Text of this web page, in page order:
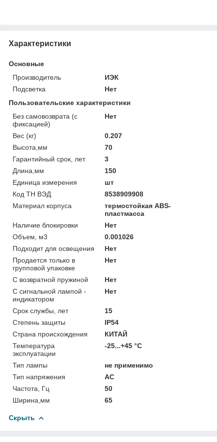
Характеристики
Основные
Производитель
ИЭК
Подсветка
Нет
Пользовательские характеристики
Без самовозврата (с
фиксацией)
Нет
Вес (кг)
0.207
Высота,мм
70
Гарантийный срок, лет
3
Длина,мм
150
Единица измерения
шт
Код ТН ВЭД
8538909908
Материал корпуса
термостойкая ABS-
пластмасса
Наличие блокировки
Нет
Объем, м3
0.001026
Подходит для освещения
Нет
Продается только в
групповой упаковке
Нет
С возвратной пружиной
Нет
С сигнальной лампой -
индикатором
Нет
Срок службы, лет
15
Степень защиты
IP54
Страна происхождения
КИТАЙ
Температура
эксплуатации
-25...+45 °C
Тип лампы
не применимо
Тип напряжения
AC
Частота, Гц
50
Ширина,мм
65
Скрыть